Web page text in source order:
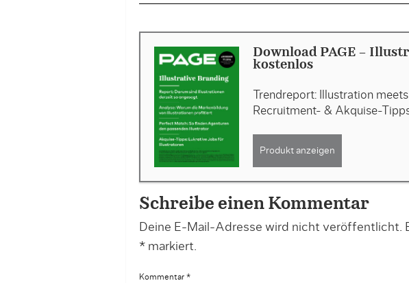
Download PAGE -
kostenlos
Trendreport: Illustration
Recruitment- & Akquise-
Produkt anzeigen
Schreibe einen Kommentar
Deine E-Mail-Adresse wird nicht veröffentlicht.
*markiert.
Kommentar *